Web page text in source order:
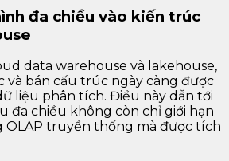
đa chiều vào kiến trúc
data warehouse và lakehouse,
và bán cấu trúc ngày càng được
liệu phân tích. Điều này dẫn tới
đa chiều không còn chỉ giới hạn
OLAP truyền thống mà được tích